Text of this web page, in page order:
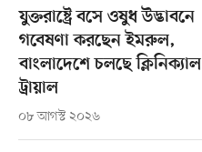
যুক্তরাষ্ট্রে বসে ওষুধ উদ্ভাবনে
গবেষণা করছেন ইমরুল,
বাংলাদেশে চলছে ক্লিনিক্যাল
ট্রায়াল
০৮ আগস্ট ২০২৬